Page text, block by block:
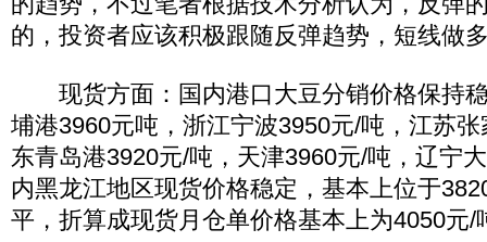
的，投资者应该积极跟随反弹趋势，短线做
现货方面：国内港口大豆分销价格保持
埔港3960元吨，浙江宁波3950元/吨，江苏
东青岛港3920元/吨，天津3960元/吨，辽宁
内黑龙江地区现货价格稳定，基本上位于
平，折算成现货月仓单价格基本上为4050元/